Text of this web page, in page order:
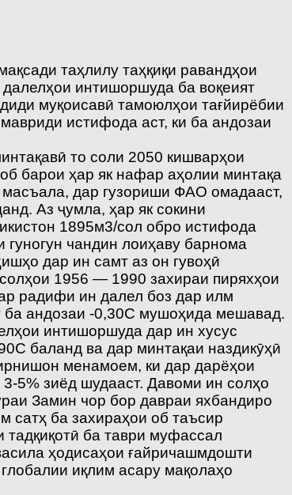
таҳлилу таҳқиқи равандҳои
интишоршуда ба воқеият
муқоисавӣ тамоюлҳои тағйирёбии
истифода аст, ки ба андозаи
то соли 2050 кишварҳои
барои ҳар як нафар аҳолии минтақа
дар гузориши ФАО омадааст,
Аз ҷумла, ҳар як сокини
1895м3/сол обро истифода
чандин лоиҳаву барнома
дар ин самт аз он гувоҳӣ
1956 — 1990 захираи пиряхҳои
радифи ин далел боз дар илм
ба андозаи -0,30С мушоҳида мешавад.
интишоршуда дар ин хусус
баланд ва дар минтақаи наздикӯҳӣ
менамоем, ки дар дарёҳои
5% зиёд шудааст. Давоми ин солҳо
Замин чор бор давраи яхбандиро
сатҳ ба захираҳои об таъсир
ба таври муфассал
ҳодисаҳои ғайричашмдошти
иқлим асару мақолаҳо